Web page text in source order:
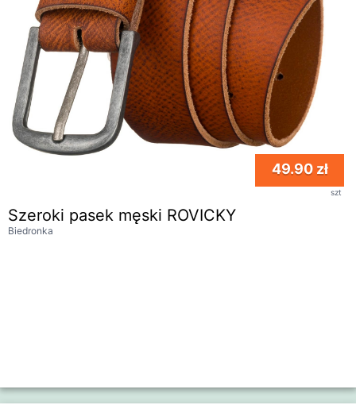
49.90 zł
szt
Szeroki pasek męski ROVICKY
Biedronka